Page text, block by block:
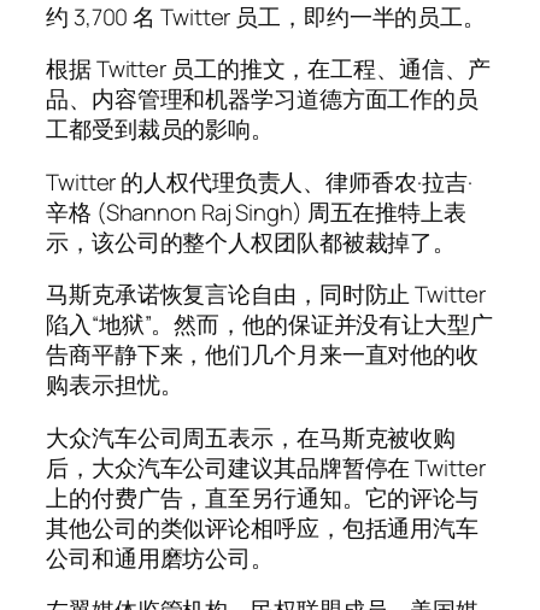
约 3,700 名 Twitter 员工，即约一半的员工。
根据 Twitter 员工的推文，在工程、通信、产
品、内容管理和机器学习道德方面工作的员
工都受到裁员的影响。
Twitter 的人权代理负责人、律师香农·拉吉·
辛格 (Shannon Raj Singh) 周五在推特上表
示，该公司的整个人权团队都被裁掉了。
马斯克承诺恢复言论自由，同时防止 Twitter
陷入“地狱”。然而，他的保证并没有让大型广
告商平静下来，他们几个月来一直对他的收
购表示担忧。
大众汽车公司周五表示，在马斯克被收购
后，大众汽车公司建议其品牌暂停在 Twitter
上的付费广告，直至另行通知。它的评论与
其他公司的类似评论相呼应，包括通用汽车
公司和通用磨坊公司。